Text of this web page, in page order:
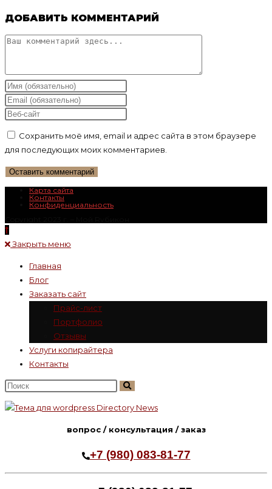
ДОБАВИТЬ КОММЕНТАРИЙ
Комментарий
Введите
свое
имя
имя
пользователя,
чтобы
Введите
свой
адрес,
чтобы
прокомментировать
Введите
вашего
веб-
сайта
Сохранить моё имя, email и адрес сайта в этом браузере
для последующих моих комментариев.
Карта сайта
Контакты
Конфиденциальность
Закрыть меню
Главная
Блог
Заказать сайт
Прайс-лист
Портфолио
Отзывы
Услуги копирайтера
Контакты
Поиск
на
сайте
вопрос / консультация / заказ
+7 (980) 083-81-77